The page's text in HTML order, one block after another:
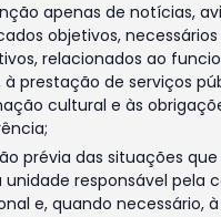
apenas de notícias,
objetivos,
relacionados ao
à prestação de serviços
cultural e às
prévia das situações
unidade responsável pela
e, quando necessário,